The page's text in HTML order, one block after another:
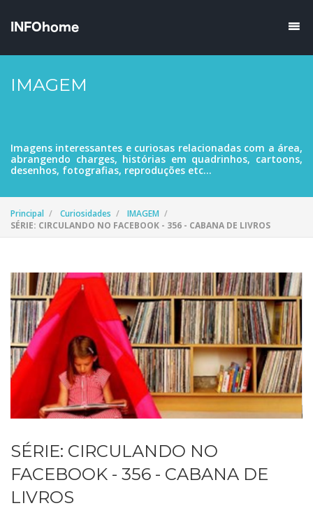
IMAGEM
Imagens interessantes e curiosas relacionadas com a área,
abrangendo charges, histórias em quadrinhos, cartoons,
desenhos, fotografias, reproduções etc...
Principal Curiosidades
IMAGEM
SÉRIE: CIRCULANDO NO FACEBOOK - 356 - CABANA DE LIVROS
SÉRIE: CIRCULANDO NO
FACEBOOK - 356 - CABANA DE
LIVROS